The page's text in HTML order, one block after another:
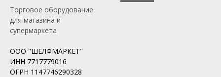
Торговое оборудование
для магазина и
супермаркета
ООО "ШЕЛФМАРКЕТ"
ИНН 7717779016
ОГРН 1147746290328